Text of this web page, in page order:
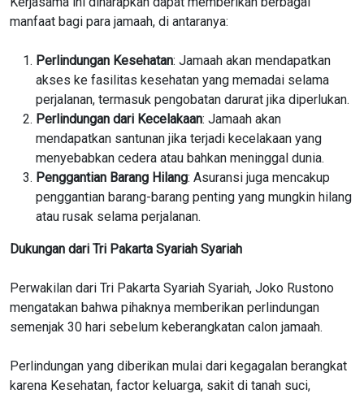
manfaat bagi para jamaah, di antaranya:
Perlindungan Kesehatan: Jamaah akan mendapatkan
akses ke fasilitas kesehatan yang memadai selama
perjalanan, termasuk pengobatan darurat jika diperlukan.
Perlindungan dari Kecelakaan: Jamaah akan
mendapatkan santunan jika terjadi kecelakaan yang
menyebabkan cedera atau bahkan meninggal dunia.
Penggantian Barang Hilang: Asuransi juga mencakup
penggantian barang-barang penting yang mungkin hilang
atau rusak selama perjalanan.
Dukungan dari Tri Pakarta Syariah Syariah
Perwakilan dari Tri Pakarta Syariah Syariah, Joko Rustono
mengatakan bahwa pihaknya memberikan perlindungan
semenjak 30 hari sebelum keberangkatan calon jamaah.
Perlindungan yang diberikan mulai dari kegagalan berangkat
karena Kesehatan, factor keluarga, sakit di tanah suci,